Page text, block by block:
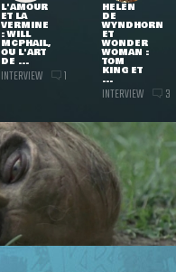
L'AMOUR
ET LA
VERMINE
: WILL
MCPHAIL,
OU L'ART
DE ...
INTERVIEW 1
HELEN
DE
WYNDHORN
ET
WONDER
WOMAN :
TOM
KING ET
...
INTERVIEW 3